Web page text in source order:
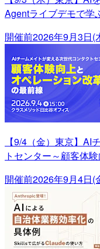
Agentライブデモで学
開催前2026年9月3日(
【9/4（金）東京】AI
トセンター～顧客体
開催前2026年9月4日(